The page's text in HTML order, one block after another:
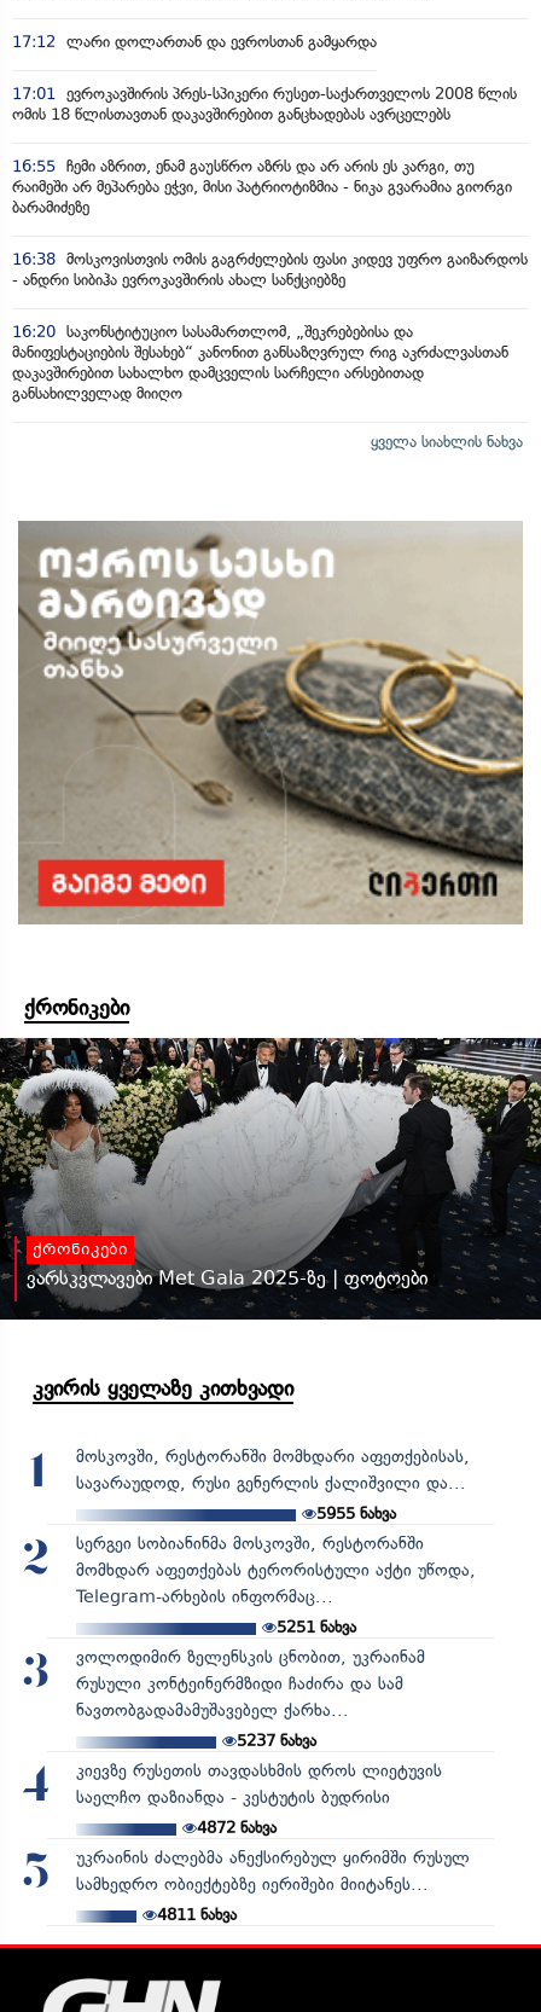
17:12 ლარი დოლართან და ევროსთან გამყარდა
17:01
ევროკავშირის პრეს-სპიკერი რუსეთ-საქართველოს 2008 წლის
ომის 18 წლისთავთან დაკავშირებით განცხადებას ავრცელებს
16:55 ჩემი აზრით, ენამ გაუსწრო აზრს და არ არის ეს კარგი, თუ
რაიმეში არ მეპარება ეჭვი, მისი პატრიოტიზმია - ნიკა გვარამია გიორგი
ბარამიძეზე
16:38 მოსკოვისთვის ომის გაგრძელების ფასი კიდევ უფრო გაიზარდოს
- ანდრი სიბიჰა ევროკავშირის ახალ სანქციებზე
16:20 საკონსტიტუციო სასამართლომ, „შეკრებებისა და
მანიფესტაციების შესახებ“ კანონით განსაზღვრულ რიგ აკრძალვასთან
დაკავშირებით სახალხო დამცველის სარჩელი არსებითად
განსახილველად მიიღო
ყველა სიახლის ნახვა
ქრონიკები
ქრონიკები
ვარსკვლავები Met Gala 2025-ზე | ფოტოები
კვირის ყველაზე კითხვადი
1
მოსკოვში, რესტორანში მომხდარი აფეთქებისას,
სავარაუდოდ, რუსი გენერლის ქალიშვილი და...
5955 ნახვა
2
სერგეი სობიანინმა მოსკოვში, რესტორანში
მომხდარ აფეთქებას ტერორისტული აქტი უწოდა,
Telegram-არხების ინფორმაც...
5251ნახვა
3
ვოლოდიმირ ზელენსკის ცნობით, უკრაინამ
რუსული კონტეინერმზიდი ჩაძირა და სამ
ნავთობგადამამუშავებელ ქარხა...
5237ნახვა
4
კიევზე რუსეთის თავდასხმის დროს ლიეტუვის
საელჩო დაზიანდა - კესტუტის ბუდრისი
4872ნახვა
5
უკრაინის ძალებმა ანექსირებულ ყირიმში რუსულ
სამხედრო ობიექტებზე იერიშები მიიტანეს...
4811ნახვა